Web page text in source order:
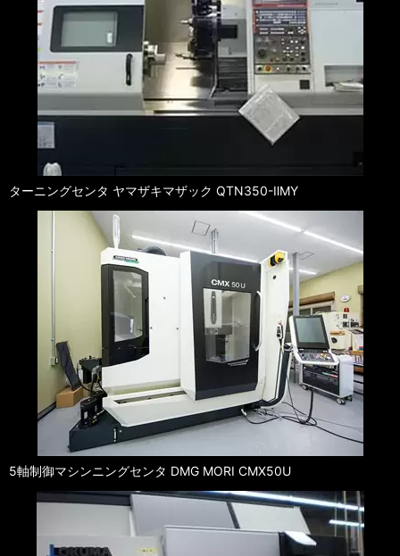
ターニングセンタ ヤマザキマザック QTN350-ⅡMY
5軸制御マシンニングセンタ DMG MORI CMX50U